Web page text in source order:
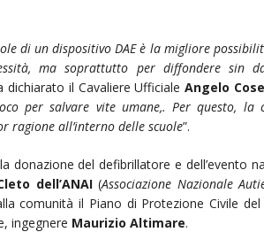
di un dispositivo DAE è la migliore
ma soprattutto per diffondere sin
dichiarato il Cavaliere UfficialeAngelo
per salvare vite umane,. Per questo, la
ragione all’interno delle scuole”.
donazione del defibrillatore e dell’evento
dell’ANAI(Associazione Nazionale
comunità il Piano di Protezione Civile
ingegnere Maurizio Altimare.